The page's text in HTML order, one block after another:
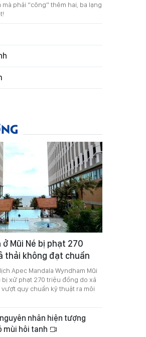
mà phải “cõng” thêm hai, ba lạng
Mũi Né bị phạt 270
thải không đạt chuẩn
Apec Mandala Wyndham Mũi
xử phạt 270 triệu đồng do xả
quy chuẩn kỹ thuật ra môi
nhân hiện tượng
mùi hôi tanh